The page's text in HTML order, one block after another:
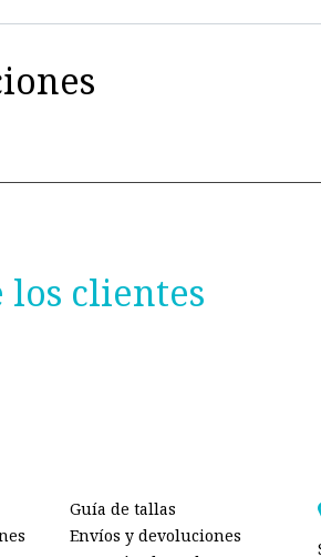
los clientes
Guía de tallas
Envíos y devoluciones